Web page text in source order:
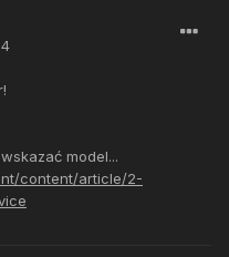
model...
content/article/2-